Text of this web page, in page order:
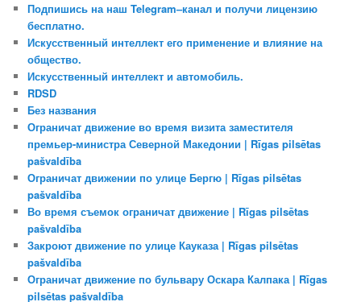
Подпишись на наш Telegram–канал и получи лицензию
бесплатно.
Искусственный интеллект его применение и влияние на
общество.
Искусственный интеллект и автомобиль.
RDSD
Без названия
Ограничат движение во время визита заместителя
премьер-министра Северной Македонии | Rīgas pilsētas
pašvaldība
Ограничат движении по улице Бергю | Rīgas pilsētas
pašvaldība
Во время съемок ограничат движение | Rīgas pilsētas
pašvaldība
Закроют движение по улице Кауказа | Rīgas pilsētas
pašvaldība
Ограничат движение по бульвару Оскара Калпака | Rīgas
pilsētas pašvaldība